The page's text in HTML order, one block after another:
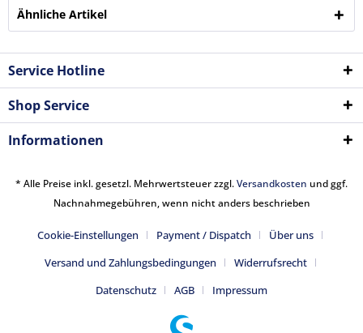
Ähnliche Artikel
Service Hotline
Shop Service
Informationen
* Alle Preise inkl. gesetzl. Mehrwertsteuer zzgl.Versandkosten und ggf.
Nachnahmegebühren, wenn nicht anders beschrieben
Cookie-Einstellungen Payment / Dispatch
Über uns
Versand und Zahlungsbedingungen
Widerrufsrecht
Datenschutz
AGB Impressum